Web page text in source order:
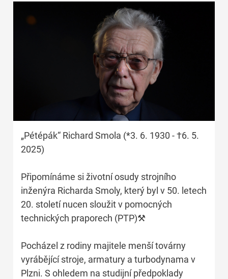
„Pétépák“ Richard Smola (*3. 6. 1930 - †6. 5.
2025)
Připomínáme si životní osudy strojního
inženýra Richarda Smoly, který byl v 50. letech
20. století nucen sloužit v pomocných
technických praporech (PTP)⚒
Pocházel z rodiny majitele menší továrny
vyrábějící stroje, armatury a turbodynama v
Plzni. S ohledem na studijní předpoklady